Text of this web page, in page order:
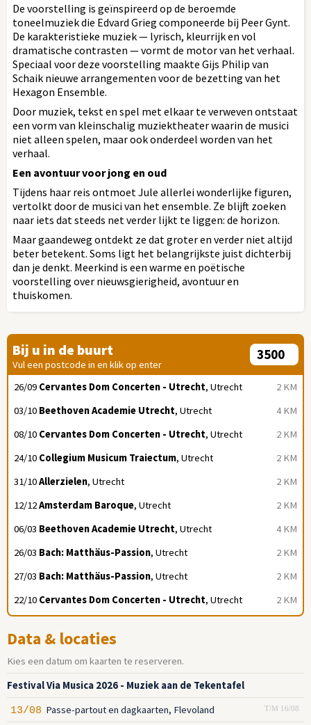
De voorstelling is geïnspireerd op de beroemde
toneelmuziek die Edvard Grieg componeerde bij Peer Gynt.
De karakteristieke muziek — lyrisch, kleurrijk en vol
dramatische contrasten — vormt de motor van het verhaal.
Speciaal voor deze voorstelling maakte Gijs Philip van
Schaik nieuwe arrangementen voor de bezetting van het
Hexagon Ensemble.
Door muziek, tekst en spel met elkaar te verweven ontstaat
een vorm van kleinschalig muziektheater waarin de musici
niet alleen spelen, maar ook onderdeel worden van het
verhaal.
Een avontuur voor jong en oud
Tijdens haar reis ontmoet Jule allerlei wonderlijke figuren,
vertolkt door de musici van het ensemble. Ze blijft zoeken
naar iets dat steeds net verder lijkt te liggen: de horizon.
Maar gaandeweg ontdekt ze dat groter en verder niet altijd
beter betekent. Soms ligt het belangrijkste juist dichterbij
dan je denkt. Meerkind is een warme en poëtische
voorstelling over nieuwsgierigheid, avontuur en
thuiskomen.
Bij u in de buurt
Vul een postcode in en klik op enter
2 KM
26/09 Cervantes Dom Concerten - Utrecht, Utrecht
4 KM
03/10 Beethoven Academie Utrecht, Utrecht
2 KM
08/10 Cervantes Dom Concerten - Utrecht, Utrecht
2 KM
24/10 Collegium Musicum Traiectum, Utrecht
2 KM
31/10Allerzielen, Utrecht
2 KM
12/12Amsterdam Baroque, Utrecht
4 KM
06/03 Beethoven Academie Utrecht, Utrecht
2 KM
26/03 Bach: Matthäus-Passion, Utrecht
2 KM
27/03 Bach: Matthäus-Passion, Utrecht
2 KM
22/10 Cervantes Dom Concerten - Utrecht, Utrecht
Data & locaties
Kies een datum om kaarten te reserveren.
Festival Via Musica 2026 - Muziek aan de Tekentafel
T/M 16/08
13/08 Passe-partout en dagkaarten, Flevoland